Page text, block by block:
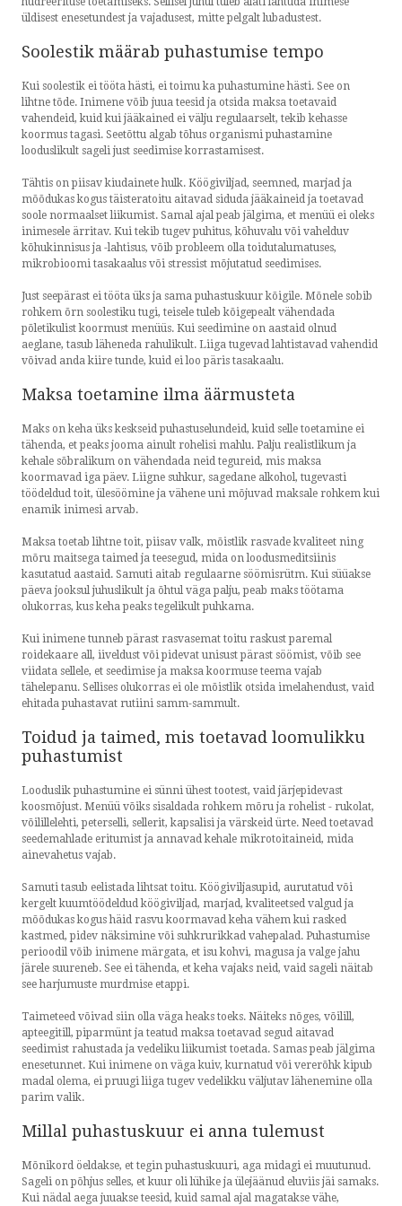
üldisest enesetundest ja vajadusest, mitte pelgalt lubadustest.
Soolestik määrab puhastumise tempo
Kui soolestik ei tööta hästi, ei toimu ka puhastumine hästi. See on
lihtne tõde. Inimene võib juua teesid ja otsida maksa toetavaid
vahendeid, kuid kui jääkained ei välju regulaarselt, tekib kehasse
koormus tagasi. Seetõttu algab tõhus organismi puhastamine
looduslikult sageli just seedimise korrastamisest.
Tähtis on piisav kiudainete hulk. Köögiviljad, seemned, marjad ja
mõõdukas kogus täisteratoitu aitavad siduda jääkaineid ja toetavad
soole normaalset liikumist. Samal ajal peab jälgima, et menüü ei oleks
inimesele ärritav. Kui tekib tugev puhitus, kõhuvalu või vahelduv
kõhukinnisus ja -lahtisus, võib probleem olla toidutalumatuses,
mikrobioomi tasakaalus või stressist mõjutatud seedimises.
Just seepärast ei tööta üks ja sama puhastuskuur kõigile. Mõnele sobib
rohkem õrn soolestiku tugi, teisele tuleb kõigepealt vähendada
põletikulist koormust menüüs. Kui seedimine on aastaid olnud
aeglane, tasub läheneda rahulikult. Liiga tugevad lahtistavad vahendid
võivad anda kiire tunde, kuid ei loo päris tasakaalu.
Maksa toetamine ilma äärmusteta
Maks on keha üks keskseid puhastuselundeid, kuid selle toetamine ei
tähenda, et peaks jooma ainult rohelisi mahlu. Palju realistlikum ja
kehale sõbralikum on vähendada neid tegureid, mis maksa
koormavad iga päev. Liigne suhkur, sagedane alkohol, tugevasti
töödeldud toit, ülesöömine ja vähene uni mõjuvad maksale rohkem kui
enamik inimesi arvab.
Maksa toetab lihtne toit, piisav valk, mõistlik rasvade kvaliteet ning
mõru maitsega taimed ja teesegud, mida on loodusmeditsiinis
kasutatud aastaid. Samuti aitab regulaarne söömisrütm. Kui süüakse
päeva jooksul juhuslikult ja õhtul väga palju, peab maks töötama
olukorras, kus keha peaks tegelikult puhkama.
Kui inimene tunneb pärast rasvasemat toitu raskust paremal
roidekaare all, iiveldust või pidevat unisust pärast söömist, võib see
viidata sellele, et seedimise ja maksa koormuse teema vajab
tähelepanu. Sellises olukorras ei ole mõistlik otsida imelahendust, vaid
ehitada puhastavat rutiini samm-sammult.
Toidud ja taimed, mis toetavad loomulikku
puhastumist
Looduslik puhastumine ei sünni ühest tootest, vaid järjepidevast
koosmõjust. Menüü võiks sisaldada rohkem mõru ja rohelist - rukolat,
võilillelehti, peterselli, sellerit, kapsalisi ja värskeid ürte. Need toetavad
seedemahlade eritumist ja annavad kehale mikrotoitaineid, mida
ainevahetus vajab.
Samuti tasub eelistada lihtsat toitu. Köögiviljasupid, aurutatud või
kergelt kuumtöödeldud köögiviljad, marjad, kvaliteetsed valgud ja
mõõdukas kogus häid rasvu koormavad keha vähem kui rasked
kastmed, pidev näksimine või suhkrurikkad vahepalad. Puhastumise
perioodil võib inimene märgata, et isu kohvi, magusa ja valge jahu
järele suureneb. See ei tähenda, et keha vajaks neid, vaid sageli näitab
see harjumuste murdmise etappi.
Taimeteed võivad siin olla väga heaks toeks. Näiteks nõges, võilill,
apteegitill, piparmünt ja teatud maksa toetavad segud aitavad
seedimist rahustada ja vedeliku liikumist toetada. Samas peab jälgima
enesetunnet. Kui inimene on väga kuiv, kurnatud või vererõhk kipub
madal olema, ei pruugi liiga tugev vedelikku väljutav lähenemine olla
parim valik.
Millal puhastuskuur ei anna tulemust
Mõnikord öeldakse, et tegin puhastuskuuri, aga midagi ei muutunud.
Sageli on põhjus selles, et kuur oli lühike ja ülejäänud eluviis jäi samaks.
Kui nädal aega juuakse teesid, kuid samal ajal magatakse vähe,